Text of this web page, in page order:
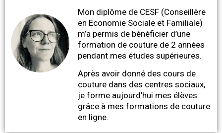
Mon diplôme de CESF (Conseillère
en Economie Sociale et Familiale)
m’a permis de bénéficier d’une
formation de couture de 2 années
pendant mes études supérieures.
Après avoir donné des cours de
couture dans des centres sociaux,
je forme aujourd’hui mes élèves
grâce à mes formations de couture
en ligne.